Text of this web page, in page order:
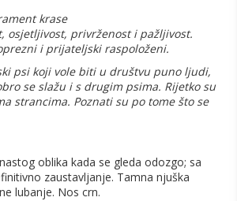
krase
osjetljivost, privrženost i pažljivost.
i prijateljski raspoloženi.
psi koji vole biti u društvu puno ljudi,
se slažu i s drugim psima. Rijetko su
strancima. Poznati su po tome što se
oblika kada se gleda odozgo; sa
zaustavljanje. Tamna njuška
lubanje. Nos crn.